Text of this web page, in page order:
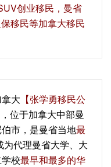
创业移民，曼省
移民等加拿大移民
大 【张学勇移民公
，位于加拿大中部曼
市，是曼省当地最
为代理曼省大学、大
校最早和最多的华